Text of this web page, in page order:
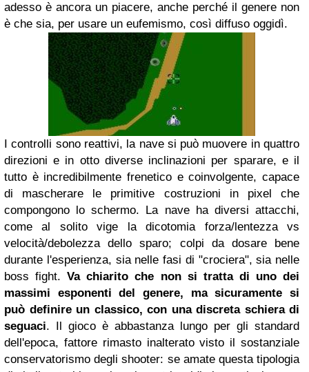
adesso è ancora un piacere, anche perché il genere non
è che sia, per usare un eufemismo, così diffuso oggidì.
I controlli sono reattivi, la nave si può muovere in quattro
direzioni e in otto diverse inclinazioni per sparare, e il
tutto è incredibilmente frenetico e coinvolgente, capace
di mascherare le primitive costruzioni in pixel che
compongono lo schermo. La nave ha diversi attacchi,
come al solito vige la dicotomia forza/lentezza vs
velocità/debolezza dello sparo; colpi da dosare bene
durante l'esperienza, sia nelle fasi di "crociera", sia nelle
boss fight.Va chiarito che non si tratta di uno dei
massimi esponenti del genere, ma sicuramente si
può definire un classico, con una discreta schiera di
seguaci. Il gioco è abbastanza lungo per gli standard
dell'epoca, fattore rimasto inalterato visto il sostanziale
conservatorismo degli shooter: se amate questa tipologia